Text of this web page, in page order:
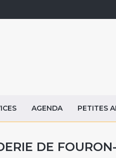
AGENDA PETITES
DE